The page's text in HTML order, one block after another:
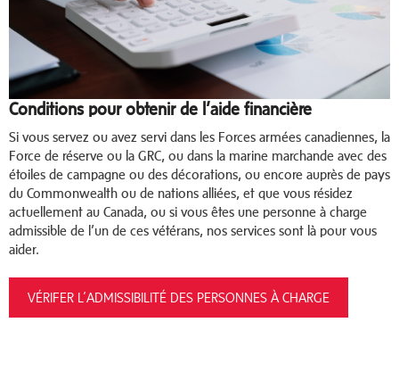
Conditions pour obtenir de l’aide financière
Si vous servez ou avez servi dans les Forces armées canadiennes, la
Force de réserve ou la GRC, ou dans la marine marchande avec des
étoiles de campagne ou des décorations, ou encore auprès de pays
du Commonwealth ou de nations alliées, et que vous résidez
actuellement au Canada, ou si vous êtes une personne à charge
admissible de l’un de ces vétérans, nos services sont là pour vous
aider.
VÉRIFER L’ADMISSIBILITÉ DES PERSONNES À CHARGE